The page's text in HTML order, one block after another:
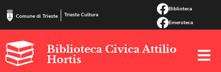
Comune di Trieste Trieste Cultura
Biblioteca
Emeroteca
Biblioteca Civica Attilio
Hortis